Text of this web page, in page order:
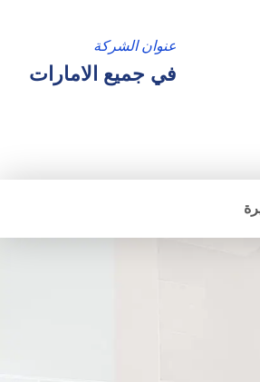
عنوان الشركة
في جميع الامارات